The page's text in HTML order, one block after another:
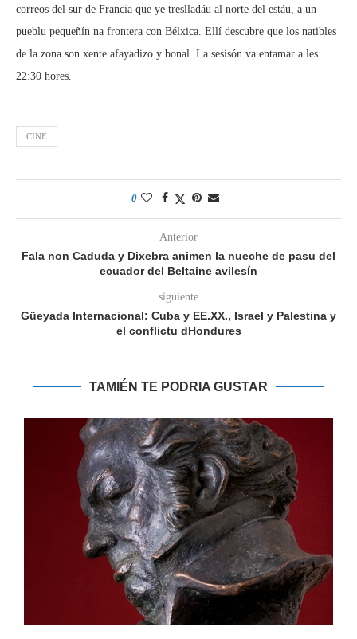
correos del sur de Francia que ye treslladáu al norte del estáu, a un
pueblu pequeñín na frontera con Bélxica. Ellí descubre que los natibles
de la zona son xente afayadizo y bonal. La sesisón va entamar a les
22:30 hores.
CINE
0
Anterior
Fala non Caduda y Dixebra animen la nueche de pasu del
ecuador del Beltaine avilesín
siguiente
Güeyada Internacional: Cuba y EE.XX., Israel y Palestina y
el conflictu dHondures
TAMIÉN TE PODRIA GUSTAR